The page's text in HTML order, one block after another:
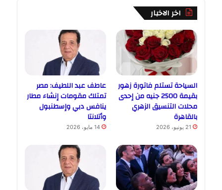
اخر الاخبار
السياحة تستلم فاتورة زهور
بقيمة 2500 جنيه من إحدى
محلات التنسيق الزهري
بالقاهرة
21 يونيو، 2026
عاطف عبد اللطيف: مصر
تمتلك مقومات إنشاء مطار
ينافس دبي وإسطنبول
وأتلانتا
14 مايو، 2026